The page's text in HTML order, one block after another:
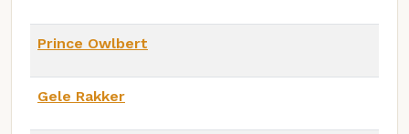
Prince Owlbert
Gele Rakker